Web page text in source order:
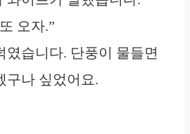
오자.”
였습니다. 단풍이 물들면
구나 싶었어요.